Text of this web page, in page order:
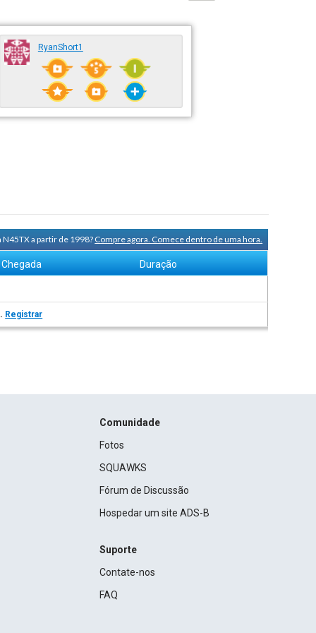
RyanShort1
a partir de 1998?Compre agora. Comece dentro de uma hora.
Chegada Duração
Registrar
Comunidade
Fotos
SQUAWKS
Fórum de Discussão
Hospedar um site ADS-B
Suporte
Contate-nos
FAQ